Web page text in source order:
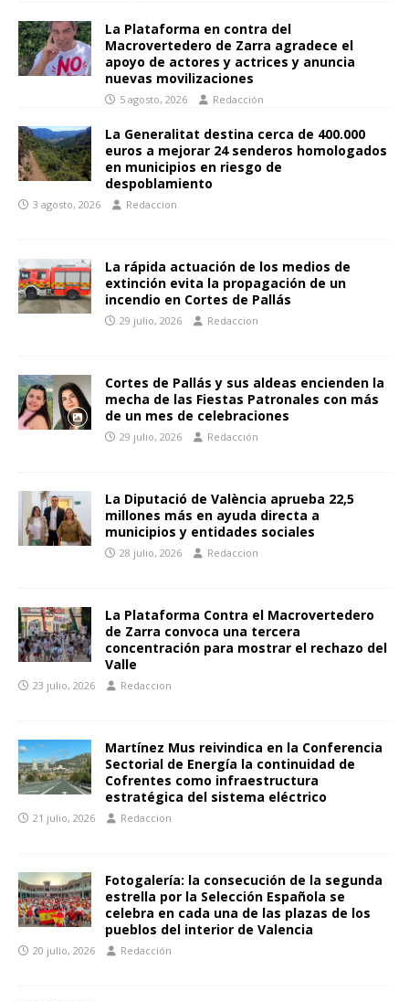
La Plataforma en contra del
Macrovertedero de Zarra agradece el
apoyo de actores y actrices y anuncia
nuevas movilizaciones
5 agosto, 2026 Redacción
La Generalitat destina cerca de 400.000
euros a mejorar 24 senderos homologados
en municipios en riesgo de
despoblamiento
3 agosto, 2026 Redaccion
La rápida actuación de los medios de
extinción evita la propagación de un
incendio en Cortes de Pallás
29 julio, 2026 Redaccion
Cortes de Pallás y sus aldeas encienden la
mecha de las Fiestas Patronales con más
de un mes de celebraciones
29 julio, 2026 Redacción
La Diputació de València aprueba 22,5
millones más en ayuda directa a
municipios y entidades sociales
28 julio, 2026 Redaccion
La Plataforma Contra el Macrovertedero
de Zarra convoca una tercera
concentración para mostrar el rechazo del
Valle
23 julio, 2026 Redaccion
Martínez Mus reivindica en la Conferencia
Sectorial de Energía la continuidad de
Cofrentes como infraestructura
estratégica del sistema eléctrico
21 julio, 2026 Redaccion
Fotogalería: la consecución de la segunda
estrella por la Selección Española se
celebra en cada una de las plazas de los
pueblos del interior de Valencia
20 julio, 2026 Redacción